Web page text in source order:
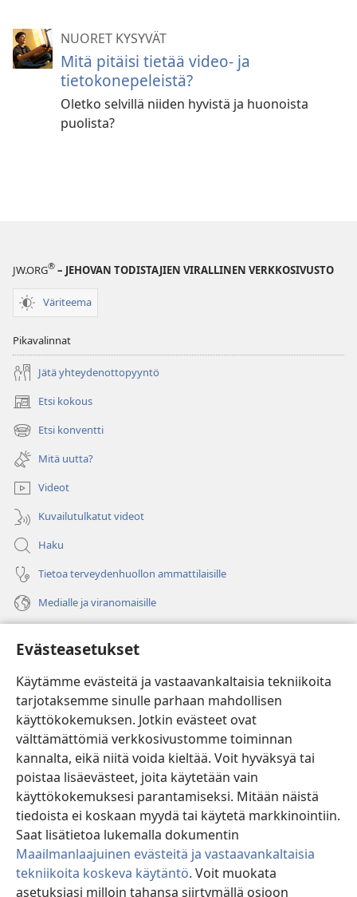
Evästeasetukset
Käytämme evästeitä ja vastaavankaltaisia tekniikoita
tarjotaksemme sinulle parhaan mahdollisen
käyttökokemuksen. Jotkin evästeet ovat
välttämättömiä verkkosivustomme toiminnan
kannalta, eikä niitä voida kieltää. Voit hyväksyä tai
poistaa lisäevästeet, joita käytetään vain
käyttökokemuksesi parantamiseksi. Mitään näistä
tiedoista ei koskaan myydä tai käytetä markkinointiin.
Saat lisätietoa lukemalla dokumentin
Maailmanlaajuinen evästeitä ja vastaavankaltaisia
tekniikoita koskeva käytäntö. Voit muokata
asetuksiasi milloin tahansa siirtymällä osioon
NUORET KYSYVÄT
Mitä pitäisi tietää video- ja
tietokonepeleistä?
Oletko selvillä niiden hyvistä ja huonoista
puolista?
JW.ORG® – JEHOVAN TODISTAJIEN VIRALLINEN VERKKOSIVUSTO
Väriteema
Pikavalinnat
Jätä yhteydenottopyyntö
Etsi kokous
(avaa
uuden
ikkunan)
Etsi konventti
(avaa
uuden
ikkunan)
Mitä uutta?
Videot
Kuvailutulkatut videot
Haku
Tietoa terveydenhuollon ammattilaisille
Medialle ja viranomaisille
(avaa
uuden
ikkunan)Vartiotornin VERKKOKIRJASTO
(avaa
uuden
ikkunan)JW Hub
(avaa
uuden
ikkunan)
®
Watchtower Library